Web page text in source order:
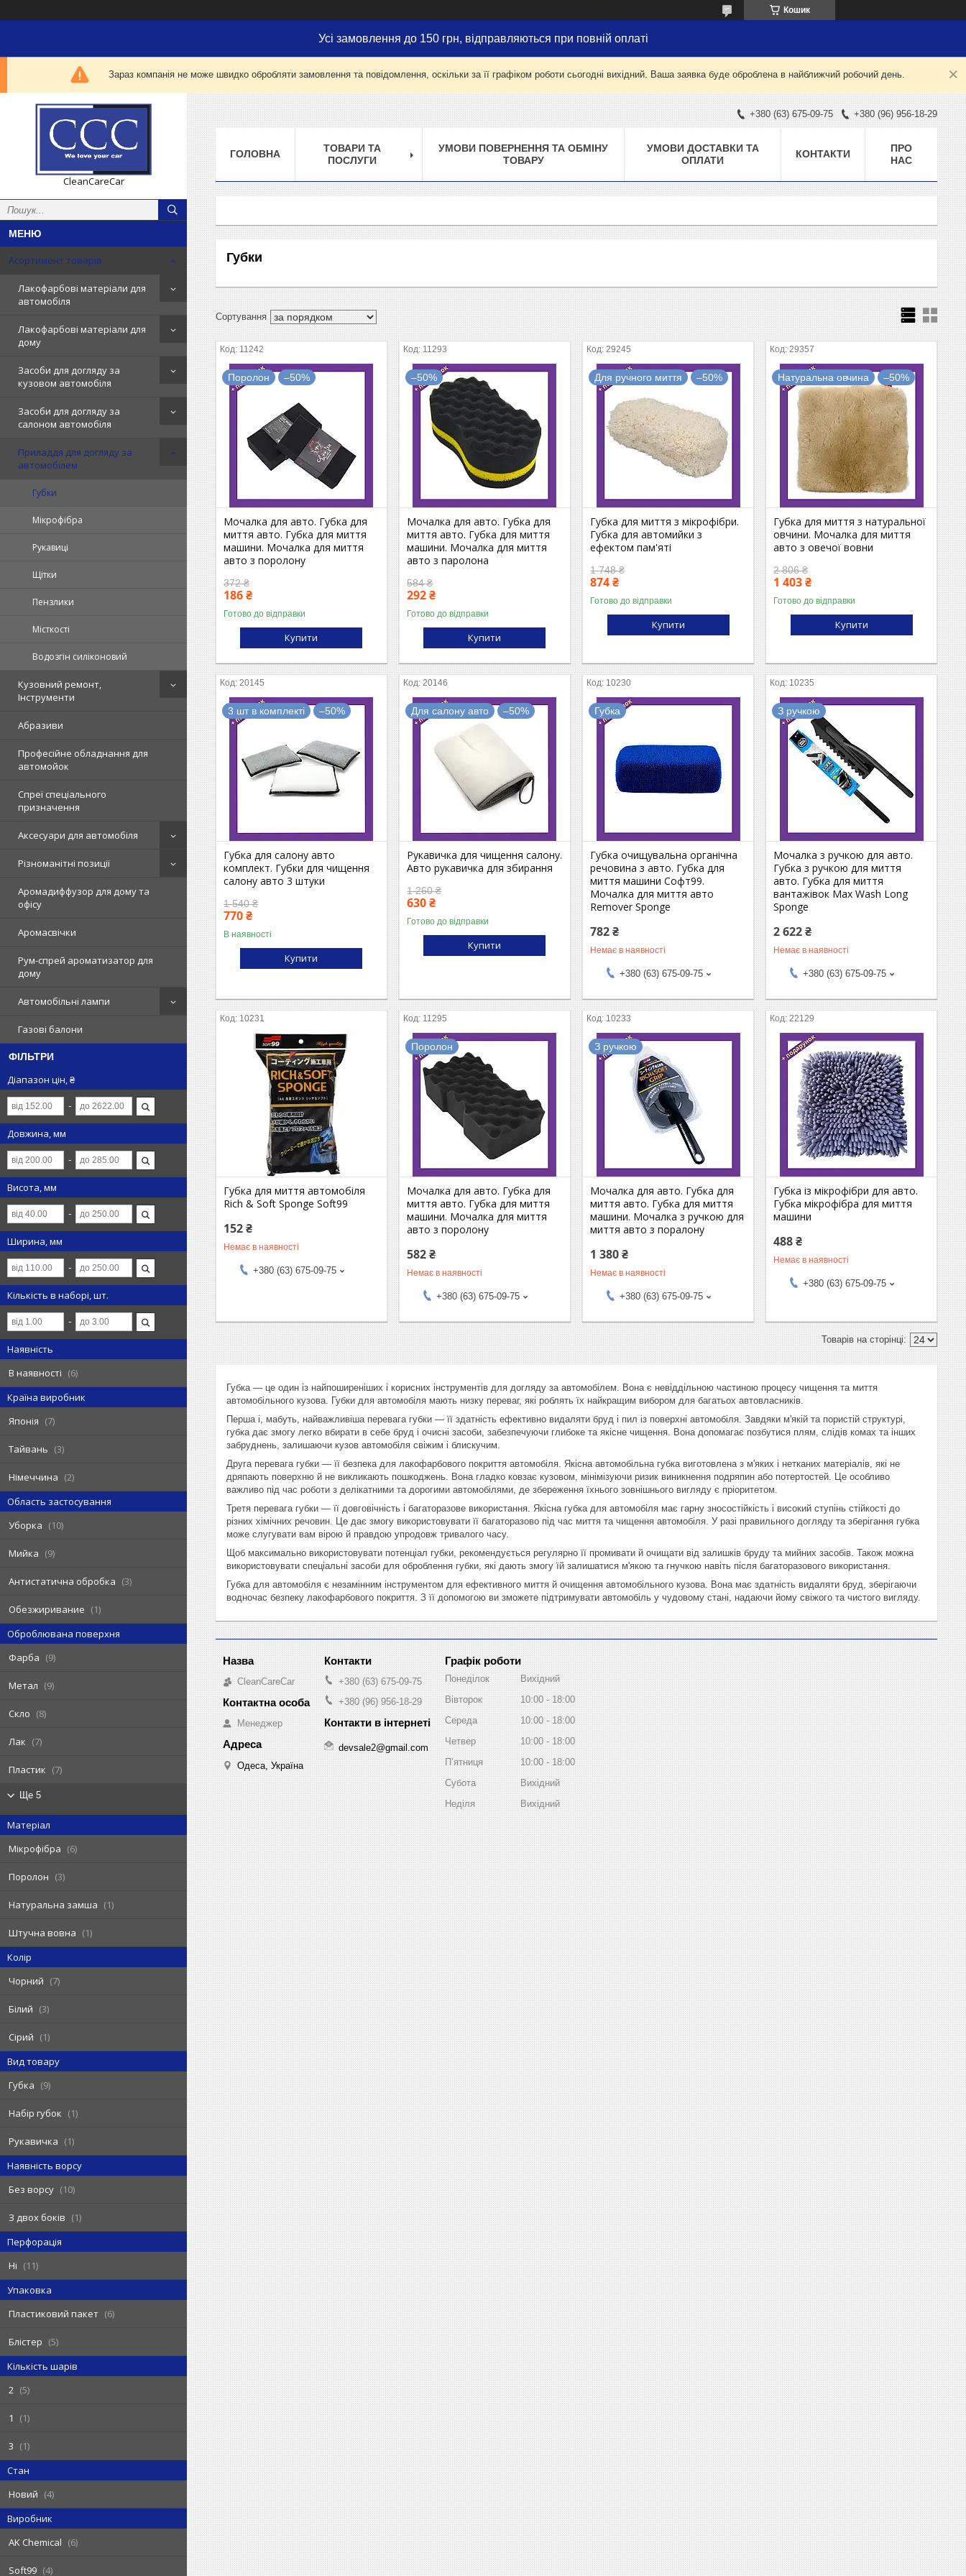
Кошик
Усі замовлення до 150 грн, відправляються при повній оплаті
Зараз компанія не може швидко обробляти замовлення та повідомлення, оскільки за її графіком роботи сьогодні вихідний. Ваша заявка буде оброблена в найближчий робочий день.
CleanCareCar
Асортимент товарів
Лакофарбові матеріали для
автомобіля
Лакофарбові матеріали для
дому
Засоби для догляду за
кузовом автомобіля
Засоби для догляду за
салоном автомобіля
Приладдя для догляду за
автомобілем
Губки
Мікрофібра
Рукавиці
Щітки
Пензлики
Місткості
Водозгін силіконовий
Кузовний ремонт,
Інструменти
Абразиви
Професійне обладнання для
автомойок
Спреї спеціального
призначення
Аксесуари для автомобіля
Різноманітні позиції
Аромадиффузор для дому та
офісу
Аромасвічки
Рум-спрей ароматизатор для
дому
Автомобільні лампи
Газові балони
ФІЛЬТРИ
Діапазон цін, ₴
Довжина, мм
Висота, мм
Ширина, мм
Кількість в наборі, шт.
Наявність
В наявності
6
Країна виробник
Японія
7
Тайвань 3
Німеччина
2
Область застосування
Уборка
10
Мийка 9
Антистатична обробка 3
Обезжиривание
1
Оброблювана поверхня
Фарба
9
Метал 9
Скло 8
Лак 7
Пластик 7
Ще 5
Матеріал
Мікрофібра
6
Поролон 3
Натуральна замша 1
Штучна вовна
1
Колір
Чорний
7
Білий 3
Сірий
1
Вид товару
Губка
9
Набір губок 1
Рукавичка
1
Наявність ворсу
Без ворсу
10
З двох боків
1
Перфорація
Ні
11
Упаковка
Пластиковий пакет
6
Блістер
5
Кількість шарів
2
5
1 1
3
1
Стан
Новий
4
Виробник
AK Chemical
6
Soft99 4
+380 (63) 675-09-75 +380 (96) 956-18-29
ГОЛОВНА
ТОВАРИ ТА
ПОСЛУГИ
УМОВИ ПОВЕРНЕННЯ ТА ОБМІНУ
ТОВАРУ
УМОВИ ДОСТАВКИ ТА
ОПЛАТИ
КОНТАКТИ
ПРО
НАС
Губки
11242
Поролон –50%
Мочалка для авто. Губка для
миття авто. Губка для миття
машини. Мочалка для миття
авто з поролону
372 ₴
186 ₴
Готово до відправки
Купити
11293
–50%
Мочалка для авто. Губка для
миття авто. Губка для миття
машини. Мочалка для миття
авто з паролона
584 ₴
292 ₴
Готово до відправки
Купити
29245
Для ручного миття –50%
Губка для миття з мікрофібри.
Губка для автомийки з
ефектом пам'яті
1 748 ₴
874 ₴
Готово до відправки
Купити
29357
Натуральна овчина –50%
Губка для миття з натуральної
овчини. Мочалка для миття
авто з овечої вовни
2 806 ₴
1 403 ₴
Готово до відправки
Купити
20145
3 шт в комплекті –50%
Губка для салону авто
комплект. Губки для чищення
салону авто 3 штуки
1 540 ₴
770 ₴
В наявності
Купити
20146
Для салону авто –50%
Рукавичка для чищення салону.
Авто рукавичка для збирання
1 260 ₴
630 ₴
Готово до відправки
Купити
10230
Губка
Губка очищувальна органічна
речовина з авто. Губка для
миття машини Софт99.
Мочалка для миття авто
Remover Sponge
782 ₴
Немає в наявності
+380 (63) 675-09-75
10235
З ручкою
Мочалка з ручкою для авто.
Губка з ручкою для миття
авто. Губка для миття
вантажівок Max Wash Long
Sponge
2 622 ₴
Немає в наявності
+380 (63) 675-09-75
10231
Губка для миття автомобіля
Rich & Soft Sponge Soft99
152 ₴
Немає в наявності
+380 (63) 675-09-75
11295
Поролон
Мочалка для авто. Губка для
миття авто. Губка для миття
машини. Мочалка для миття
авто з поролону
582 ₴
Немає в наявності
+380 (63) 675-09-75
10233
З ручкою
Мочалка для авто. Губка для
миття авто. Губка для миття
машини. Мочалка з ручкою для
миття авто з поралону
1 380 ₴
Немає в наявності
+380 (63) 675-09-75
22129
Губка із мікрофібри для авто.
Губка мікрофібра для миття
машини
488 ₴
Немає в наявності
+380 (63) 675-09-75
Губка — це один із найпоширеніших і корисних інструментів для догляду за автомобілем. Вона є невіддільною частиною процесу чищення та миття
автомобільного кузова. Губки для автомобіля мають низку переваг, які роблять їх найкращим вибором для багатьох автовласників.
Перша і, мабуть, найважливіша перевага губки — її здатність ефективно видаляти бруд і пил із поверхні автомобіля. Завдяки м'якій та пористій структурі,
губка дає змогу легко вбирати в себе бруд і очисні засоби, забезпечуючи глибоке та якісне чищення. Вона допомагає позбутися плям, слідів комах та інших
забруднень, залишаючи кузов автомобіля свіжим і блискучим.
Друга перевага губки — її безпека для лакофарбового покриття автомобіля. Якісна автомобільна губка виготовлена з м'яких і нетканих матеріалів, які не
дряпають поверхню й не викликають пошкоджень. Вона гладко ковзає кузовом, мінімізуючи ризик виникнення подряпин або потертостей. Це особливо
важливо під час роботи з делікатними та дорогими автомобілями, де збереження їхнього зовнішнього вигляду є пріоритетом.
Третя перевага губки — її довговічність і багаторазове використання. Якісна губка для автомобіля має гарну зносостійкість і високий ступінь стійкості до
різних хімічних речовин. Це дає змогу використовувати її багаторазово під час миття та чищення автомобіля. У разі правильного догляду та зберігання губка
може слугувати вам вірою й правдою упродовж тривалого часу.
Щоб максимально використовувати потенціал губки, рекомендується регулярно її промивати й очищати від залишків бруду та мийних засобів. Також можна
використовувати спеціальні засоби для оброблення губки, які дають змогу їй залишатися м'якою та гнучкою навіть після багаторазового використання.
Губка для автомобіля є незамінним інструментом для ефективного миття й очищення автомобільного кузова. Вона має здатність видаляти бруд, зберігаючи
водночас безпеку лакофарбового покриття. З її допомогою ви зможете підтримувати автомобіль у чудовому стані, надаючи йому свіжого та чистого вигляду.
CleanCareCar
Менеджер
Одеса, Україна
+380 (63) 675-09-75
+380 (96) 956-18-29
devsale2@gmail.com
Графік роботи
Понеділок
Вихідний
Вівторок
10:00
18:00
Середа
10:00
18:00
Четвер
10:00
18:00
Пʼятниця
10:00
18:00
Субота
Вихідний
Неділя
Вихідний